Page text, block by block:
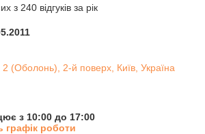
з 240 відгуків за рік
(Оболонь), 2-й поверх, Київ, Україна
з 10:00 до 17:00
графік роботи